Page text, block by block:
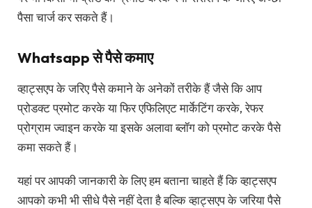
पैसा चार्ज कर सकते हैं।
Whatsapp से पैसे कमाए
व्हाट्सएप के जरिए पैसे कमाने के अनेकों तरीके हैं जैसे कि आप
प्रोडक्ट प्रमोट करके या फिर एफिलिएट मार्केटिंग करके, रेफर
प्रोग्राम ज्वाइन करके या इसके अलावा ब्लॉग को प्रमोट करके पैसे
कमा सकते हैं।
यहां पर आपकी जानकारी के लिए हम बताना चाहते हैं कि व्हाट्सएप
आपको कभी भी सीधे पैसे नहीं देता है बल्कि व्हाट्सएप के जरिया पैसे